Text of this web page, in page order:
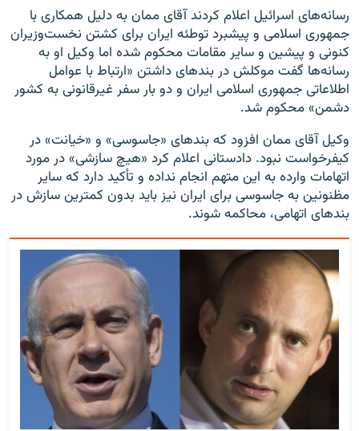
رسانه‌های اسرائیل اعلام کردند آقای ممان به دلیل همکاری با
جمهوری اسلامی و پیشبرد توطئه ایران برای کشتن نخست‌وزیران
کنونی و پیشین و سایر مقامات محکوم شده اما وکیل او به
رسانه‌ها گفت موکلش در بندهای داشتن «ارتباط با عوامل
اطلاعاتی جمهوری اسلامی ایران و دو بار سفر غیرقانونی به کشور
دشمن» محکوم شد.
وکیل آقای ممان افزود که بندهای «جاسوسی» و «خیانت» در
کیفرخواست نبود. دادستانی اعلام کرد «هیچ سازشی» در مورد
اتهامات وارده به این متهم انجام نداده و تأکید دارد که سایر
مظنونین به جاسوسی برای ایران نیز باید بدون کمترین سازش در
بندهای اتهامی، محاکمه شوند.